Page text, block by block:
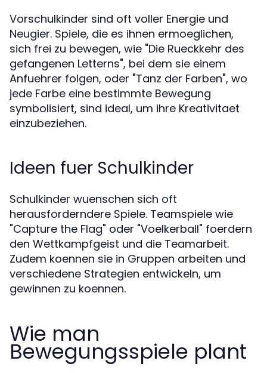
Vorschulkinder sind oft voller Energie und
Neugier. Spiele, die es ihnen ermoeglichen,
sich frei zu bewegen, wie "Die Rueckkehr des
gefangenen Letterns", bei dem sie einem
Anfuehrer folgen, oder "Tanz der Farben", wo
jede Farbe eine bestimmte Bewegung
symbolisiert, sind ideal, um ihre Kreativitaet
einzubeziehen.
Ideen fuer Schulkinder
Schulkinder wuenschen sich oft
herausforderndere Spiele. Teamspiele wie
"Capture the Flag" oder "Voelkerball" foerdern
den Wettkampfgeist und die Teamarbeit.
Zudem koennen sie in Gruppen arbeiten und
verschiedene Strategien entwickeln, um
gewinnen zu koennen.
Wie man
Bewegungsspiele plant